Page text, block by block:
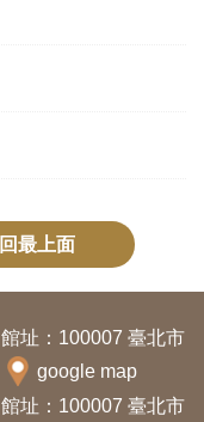
回最上面
館址：100007 臺北市
google map
館址：100007 臺北市